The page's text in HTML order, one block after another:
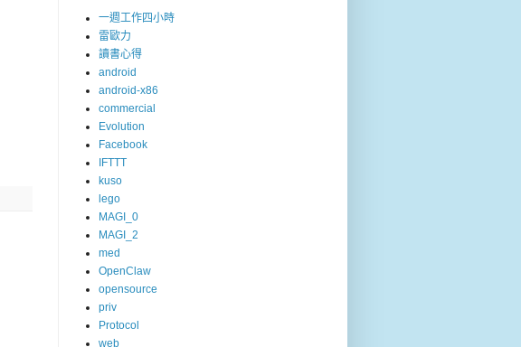
一週工作四小時
雷歐力
讀書心得
android
android-x86
commercial
Evolution
Facebook
IFTTT
kuso
lego
MAGI_0
MAGI_2
med
OpenClaw
opensource
priv
Protocol
web